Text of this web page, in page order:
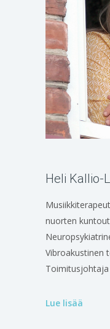
Heli Kallio-
nuorten
Vibroakustinen
Toimitusjohtaja
Lue lisää